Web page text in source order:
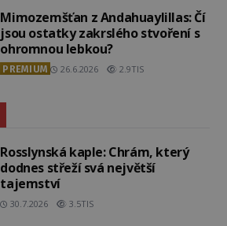
Mimozemšťan z Andahuaylillas: Čí
jsou ostatky zakrslého stvoření s
ohromnou lebkou?
PREMIUM 26.6.2026 2.9TIS
Rosslynská kaple: Chrám, který
dodnes střeží svá největší
tajemství
30.7.2026 3.5TIS